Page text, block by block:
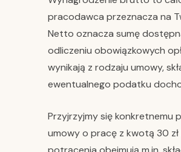
pracodawca przeznacza na
Netto oznacza sumę
odliczeniu obowiązkowych
wynikają z rodzaju umowy,
ewentualnego podatku
Przyjrzyjmy się konkretnemu
umowy o pracę z kwotą 30